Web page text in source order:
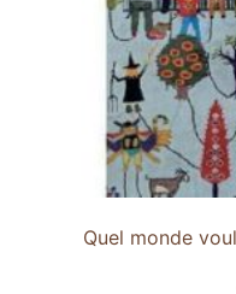
Quel monde